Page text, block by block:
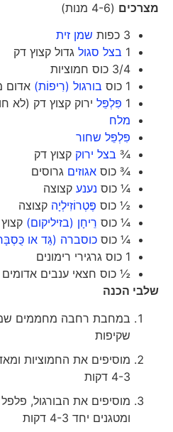
מצרכים(4-6 מנות)
3 כפות
שמן זית
1
בצל סגולגדול קצוץ דק
3/4 כוס חמוציות
1 כוס
בורגול (רִיפוֹת)אדום
1
פִּלְפֵּלירוק קצוץ דק (לא
מלח
פִּלְפֵּל שחור
¾ בצל ירוקקצוץ דק
¾ כוסאגוזיםגרוסים
¼ כוסנענעקצוצה
½ כוספֶּטְרוֹזִילְיָהקצוצה
¼ כוסרֵיחָן (בזיליקום)קצוץ
¼ כוסכוסברה (גַּד או כֻּסְבָּר)
1 כוס גרגירי רימונים
½ כוס חצאי ענבים אדומים
שלבי הכנה
במחבת רחבה מחממים שמן
שקיפות
מוסיפים את החמוציות
4-3 דקות
מוסיפים את הבורגול, פלפל
ומטגנים יחד 4-3 דקות